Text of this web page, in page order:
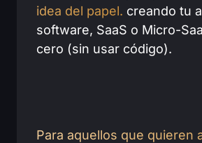
idea del papel. creando tu
software, SaaS o Micro-
cero (sin usar código).
Para aquellos que quieren